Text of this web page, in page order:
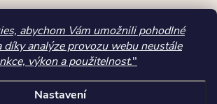
abychom Vám umožnili pohodlné
analýze provozu webu neustále
výkon a použitelnost."
Nastavení
Vytvořil Shoptet
povlecemevse.cz . Všechna práva vyhrazena.
document, 'ttq'); ttq.track('ViewContent',